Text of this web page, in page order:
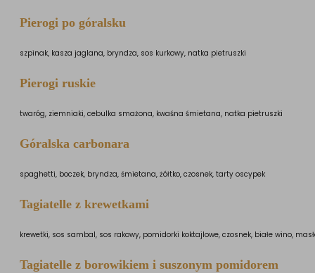
Pierogi po góralsku
szpinak, kasza jaglana, bryndza, sos kurkowy, natka pietruszki
Pierogi ruskie
twaróg, ziemniaki, cebulka smażona, kwaśna śmietana, natka pietruszki
Góralska carbonara
spaghetti, boczek, bryndza, śmietana, żółtko, czosnek, tarty oscypek
Tagiatelle z krewetkami
krewetki, sos sambal, sos rakowy, pomidorki koktajlowe, czosnek, białe wino,
Tagiatelle z borowikiem i suszonym pomidorem